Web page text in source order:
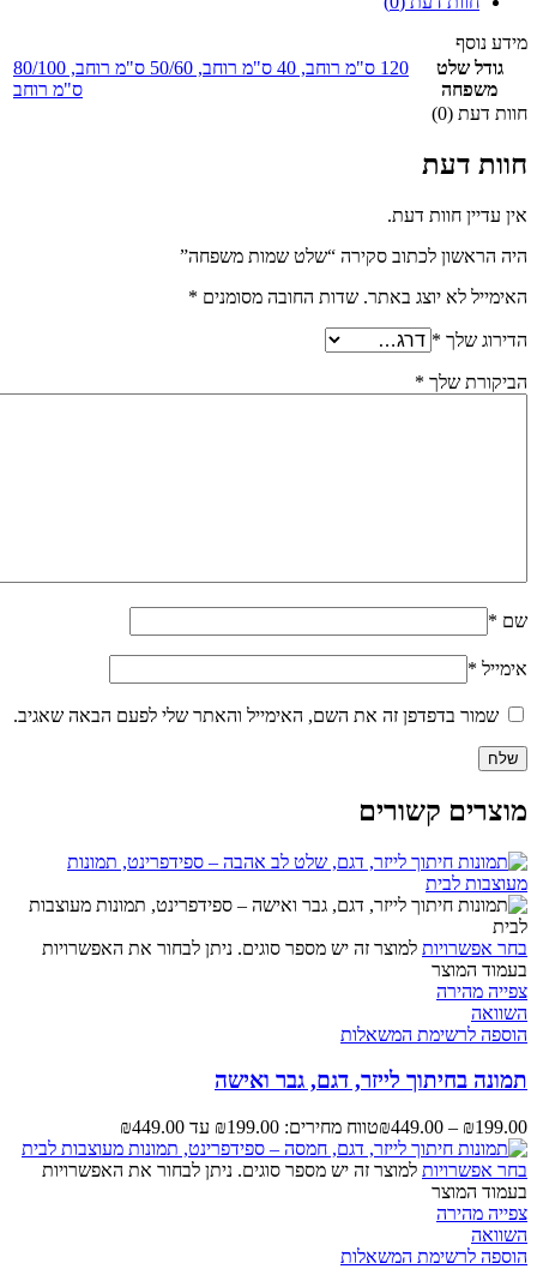
מידע נוסף
גודל שלט
משפחה
120 ס"מ רוחב , 40 ס"מ רוחב , 50/60 ס"מ רוחב ,
80/100
ס"מ רוחב
חוות דעת (0)
חוות דעת
אין עדיין חוות דעת.
היה הראשון לכתוב סקירה “שלט שמות משפחה”
האימייל לא יוצג באתר. שדות החובה מסומנים *
הדירוג שלך *
הביקורת שלך *
שם *
אימייל *
שמור בדפדפן זה את השם, האימייל והאתר שלי לפעם הבאה שאגיב.
מוצרים קשורים
בחר אפשרויות למוצר זה יש מספר סוגים. ניתן לבחור את האפשרויות
בעמוד המוצר
צפייה מהירה
השוואה
הוספה לרשימת המשאלות
תמונה בחיתוך לייזר, דגם, גבר ואישה
₪199.00
–
₪449.00 טווח מחירים: ⁦₪199.00⁩ עד ⁦₪449.00⁩
בחר אפשרויות למוצר זה יש מספר סוגים. ניתן לבחור את האפשרויות
בעמוד המוצר
צפייה מהירה
השוואה
הוספה לרשימת המשאלות